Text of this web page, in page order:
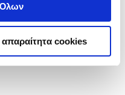
cookies